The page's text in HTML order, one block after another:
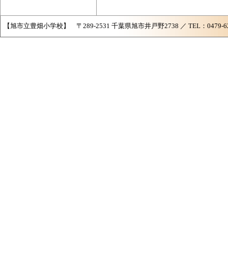
【旭市立豊畑小学校】 〒289-2531 千葉県旭市井戸野2738 ／ TEL：0479-